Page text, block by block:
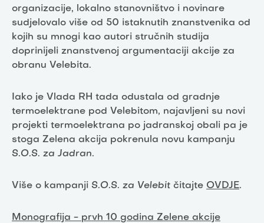
organizacije, lokalno stanovništvo i novinare
sudjelovalo više od 50 istaknutih znanstvenika od
kojih su mnogi kao autori stručnih studija
doprinijeli znanstvenoj argumentaciji akcije za
obranu Velebita.
Iako je Vlada RH tada odustala od gradnje
termoelektrane pod Velebitom, najavljeni su novi
projekti termoelektrana po jadranskoj obali pa je
stoga Zelena akcija pokrenula novu kampanju
S.O.S. za Jadran.
Više o kampanji S.O.S. za Velebit čitajte OVDJE.
Monografija - prvh 10 godina Zelene akcije